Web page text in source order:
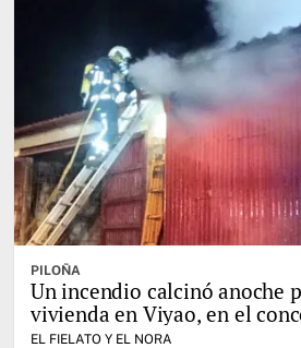
PILOÑA
Un incendio calcinó anoche
vivienda en Viyao, en el
EL FIELATO Y EL NORA